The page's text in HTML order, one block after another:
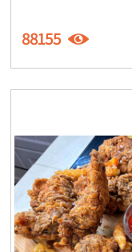
88155